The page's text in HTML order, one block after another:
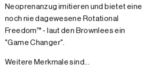
Neoprenanzug imitieren und bietet eine
noch nie dagewesene Rotational
Freedom™ - laut den Brownlees ein
"Game Changer".
Weitere Merkmale sind...